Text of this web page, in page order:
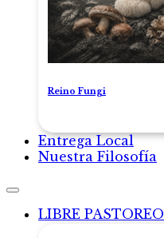
Reino Fungi
Entrega Local
Nuestra Filosofía
LIBRE PASTOREO